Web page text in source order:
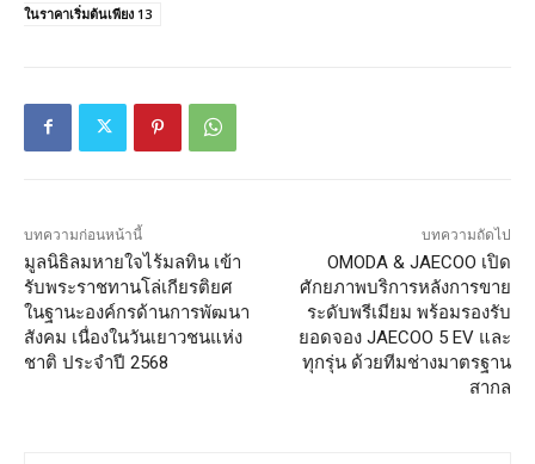
ในราคาเริ่มต้นเพียง 13
บทความก่อนหน้านี้
มูลนิธิลมหายใจไร้มลทิน เข้า
รับพระราชทานโล่เกียรติยศ
ในฐานะองค์กรด้านการพัฒนา
สังคม เนื่องในวันเยาวชนแห่ง
ชาติ ประจำปี 2568
บทความถัดไป
OMODA & JAECOO เปิด
ศักยภาพบริการหลังการขาย
ระดับพรีเมียม พร้อมรองรับ
ยอดจอง JAECOO 5 EV และ
ทุกรุ่น ด้วยทีมช่างมาตรฐาน
สากล